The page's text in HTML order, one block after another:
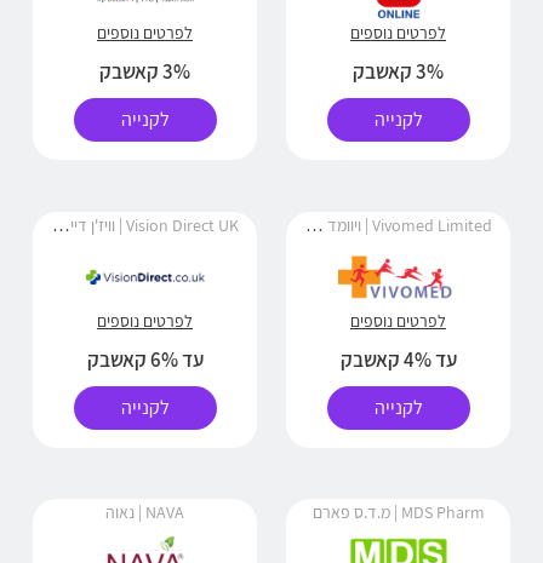
לפרטים נוספים
3% קאשבק
לקנייה
לפרטים נוספים
3% קאשבק
לקנייה
Vivomed Limited | ויוומד לימיטד
לפרטים נוספים
עד 4% קאשבק
לקנייה
Vision Direct UK | וויז'ן דיירקט
לפרטים נוספים
עד 6% קאשבק
לקנייה
MDS Pharm | מ.ד.ס פארם NAVA | נאוה